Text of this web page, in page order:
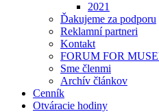
2021
Ďakujeme za podporu
Reklamní partneri
Kontakt
FORUM FOR
Sme členmi
Archív článkov
Cenník
Otváracie hodiny